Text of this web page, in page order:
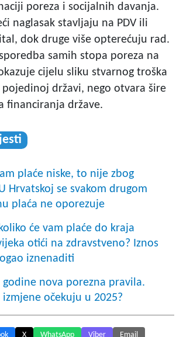
poreza i socijalnih davanja.
naglasak stavljaju na PDV ili
dok druge više opterećuju rad.
samih stopa poreza na
cijelu sliku stvarnog troška
državi, nego otvara šire
financiranja države.
plaće niske, to nije zbog
Hrvatskoj se svakom drugom
plaća ne oporezuje
će vam plaće do kraja
otići na zdravstveno? Iznos
iznenaditi
godine nova porezna pravila.
izmjene očekuju u 2025?
X WhatsApp Viber Email